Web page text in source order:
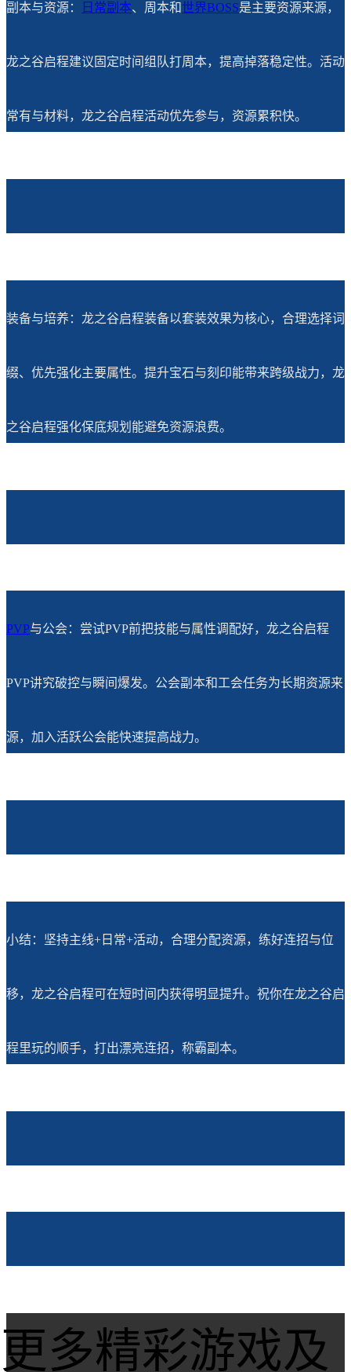
副本与资源： 日常副本、周本和世界BOSS是主要资源来源，
龙之谷启程建议固定时间组队打周本，提高掉落稳定性。活动
常有与材料，龙之谷启程活动优先参与，资源累积快。
装备与培养：龙之谷启程装备以套装效果为核心，合理选择词
缀、优先强化主要属性。提升宝石与刻印能带来跨级战力，龙
之谷启程强化保底规划能避免资源浪费。
PVP与公会：尝试PVP前把技能与属性调配好，龙之谷启程
PVP讲究破控与瞬间爆发。公会副本和工会任务为长期资源来
源，加入活跃公会能快速提高战力。
小结：坚持主线+日常+活动，合理分配资源，练好连招与位
移，龙之谷启程可在短时间内获得明显提升。祝你在龙之谷启
程里玩的顺手，打出漂亮连招，称霸副本。
更多精彩游戏及